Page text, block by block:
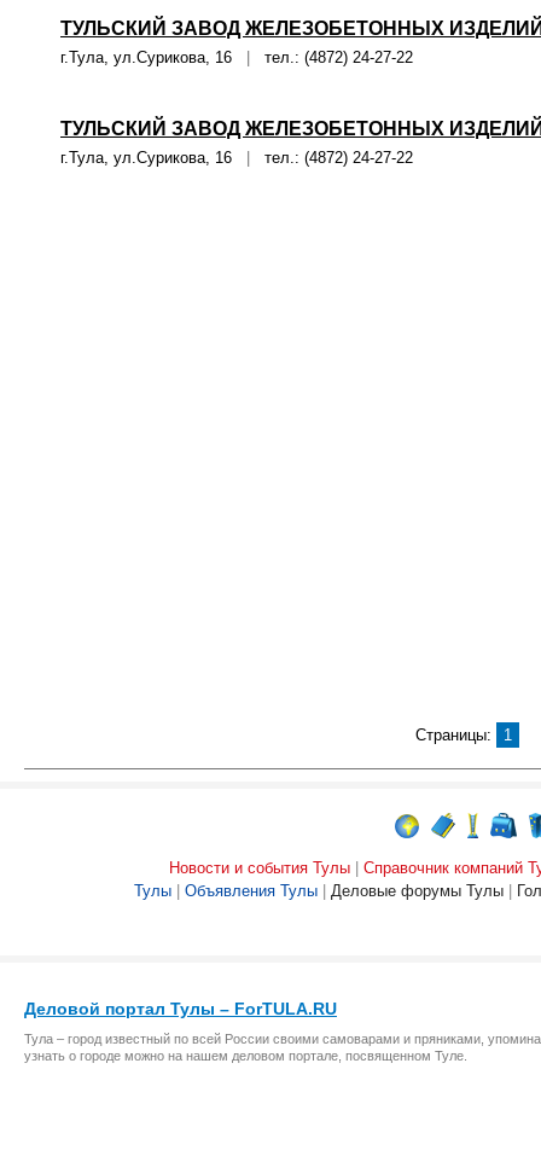
ТУЛЬСКИЙ ЗАВОД ЖЕЛЕЗОБЕТОННЫХ
г.Тула, ул.Сурикова, 16 тел.: (4872) 24-27-22
ТУЛЬСКИЙ ЗАВОД ЖЕЛЕЗОБЕТОННЫХ
г.Тула, ул.Сурикова, 16 тел.: (4872) 24-27-22
Страницы: 1
Новости и события Тулы
Справочник компаний
Тулы
Объявления Тулы Деловые форумы Тулы
Деловой портал Тулы – ForTULA.RU
Тула – город известный по всей России своими самоварами и пряниками,
узнать о городе можно на нашем деловом портале, посвященном Туле.